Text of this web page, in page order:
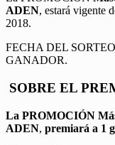
ADEN, estará vigente
2018.
FECHA DEL
GANADOR.
SOBRE EL
La PROMOCIÓN
ADEN, premiará a 1